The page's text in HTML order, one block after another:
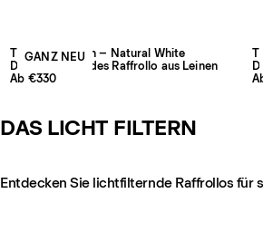
GANZ NEU
The Sheer Linen – Natural White
Durchscheinendes Raffrollo aus Leinen
Ab €330
DAS LICHT FILTERN
Entdecken Sie lichtfilternde Raffrollos für